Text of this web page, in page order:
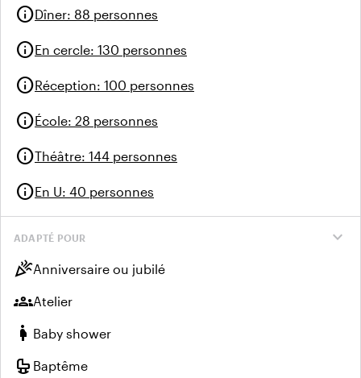
infoDîner: 88 personnes
infoEn cercle: 130 personnes
infoRéception: 100 personnes
infoÉcole: 28 personnes
infoThéâtre: 144 personnes
infoEn U: 40 personnes
expand_more
ADAPTÉ POUR
celebrationAnniversaire ou jubilé
groupsAtelier
pregnant_woman Baby shower
crib Baptême